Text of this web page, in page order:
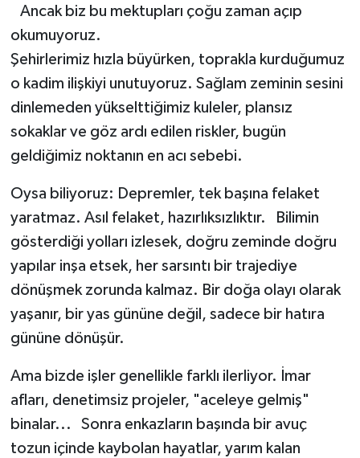
Ancak biz bu mektupları çoğu zaman açıp
okumuyoruz.
Şehirlerimiz hızla büyürken, toprakla kurduğumuz
o kadim ilişkiyi unutuyoruz. Sağlam zeminin sesini
dinlemeden yükselttiğimiz kuleler, plansız
sokaklar ve göz ardı edilen riskler, bugün
geldiğimiz noktanın en acı sebebi.
Oysa biliyoruz: Depremler, tek başına felaket
yaratmaz. Asıl felaket, hazırlıksızlıktır. Bilimin
gösterdiği yolları izlesek, doğru zeminde doğru
yapılar inşa etsek, her sarsıntı bir trajediye
dönüşmek zorunda kalmaz. Bir doğa olayı olarak
yaşanır, bir yas gününe değil, sadece bir hatıra
gününe dönüşür.
Ama bizde işler genellikle farklı ilerliyor. İmar
afları, denetimsiz projeler, "aceleye gelmiş"
binalar... Sonra enkazların başında bir avuç
tozun içinde kaybolan hayatlar, yarım kalan